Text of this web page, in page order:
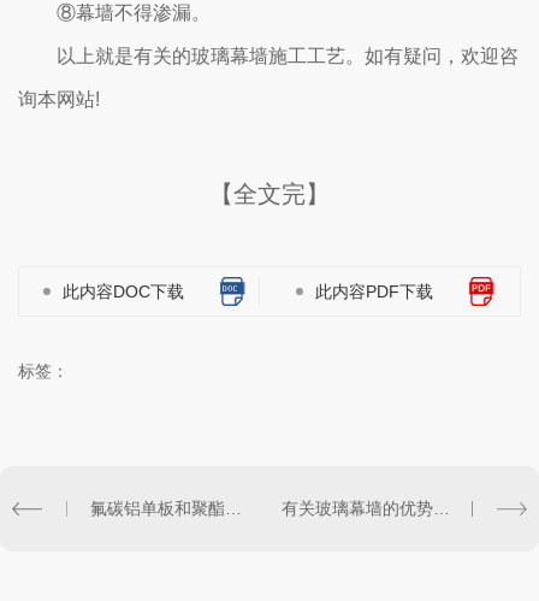
⑧幕墙不得渗漏。
以上就是有关的玻璃幕墙施工工艺。如有疑问，欢迎咨
询本网站!
【全文完】
此内容DOC下载 此内容PDF下载
标签：